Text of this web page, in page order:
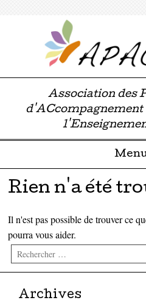
Association des
d'ACcompagnement
Passer directement au contenu
Rien n'a été
Il n'est pas possible de trouver ce
pourra vous aider.
Rechercher
Archives